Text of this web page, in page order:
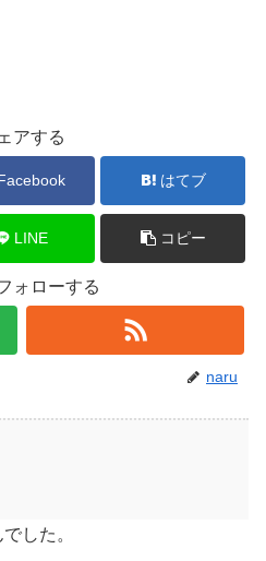
アする
はてブ
LINE コピー
ォローする
naru
した。